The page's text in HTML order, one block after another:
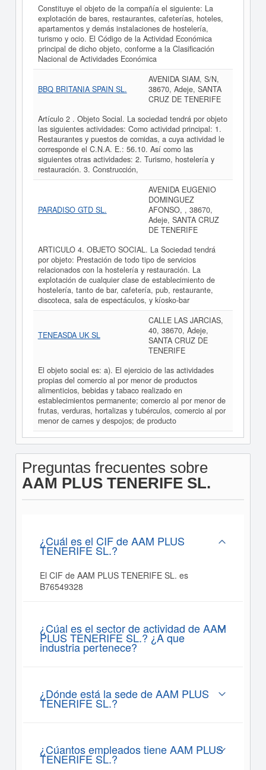
Constituye el objeto de la compañía el siguiente: La
explotación de bares, restaurantes, cafeterías, hoteles,
apartamentos y demás instalaciones de hostelería,
turismo y ocio. El Código de la Actividad Económica
principal de dicho objeto, conforme a la Clasificación
Nacional de Actividades Económica
BBQ BRITANIA SPAIN SL.
AVENIDA SIAM, S/N,
38670, Adeje, SANTA
CRUZ DE TENERIFE
Artículo 2 . Objeto Social. La sociedad tendrá por objeto
las siguientes actividades: Como actividad principal: 1.
Restaurantes y puestos de comidas, a cuya actividad le
corresponde el C.N.A. E.: 56.10. Así como las
siguientes otras actividades: 2. Turismo, hostelería y
restauración. 3. Construcción,
PARADISO GTD SL.
AVENIDA EUGENIO
DOMINGUEZ
AFONSO, , 38670,
Adeje, SANTA CRUZ
DE TENERIFE
ARTICULO 4. OBJETO SOCIAL. La Sociedad tendrá
por objeto: Prestación de todo tipo de servicios
relacionados con la hostelería y restauración. La
explotación de cualquier clase de establecimiento de
hostelería, tanto de bar, cafetería, pub, restaurante,
discoteca, sala de espectáculos, y kíosko-bar
TENEASDA UK SL
CALLE LAS JARCIAS,
40, 38670, Adeje,
SANTA CRUZ DE
TENERIFE
El objeto social es: a). El ejercicio de las actividades
propias del comercio al por menor de productos
alimenticios, bebidas y tabaco realizado en
establecimientos permanente; comercio al por menor de
frutas, verduras, hortalizas y tubérculos, comercio al por
menor de carnes y despojos; de producto
Preguntas frecuentes sobre
AAM PLUS TENERIFE SL.
¿Cuál es el CIF de AAM PLUS
TENERIFE SL.?
El CIF de AAM PLUS TENERIFE SL. es
B76549328
¿Cúal es el sector de actividad de AAM
PLUS TENERIFE SL.? ¿A que
industria pertenece?
¿Dónde está la sede de AAM PLUS
TENERIFE SL.?
¿Cúantos empleados tiene AAM PLUS
TENERIFE SL.?